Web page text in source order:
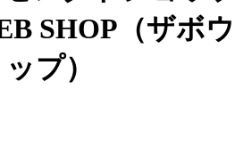
SHOP（ザボウ
プ）